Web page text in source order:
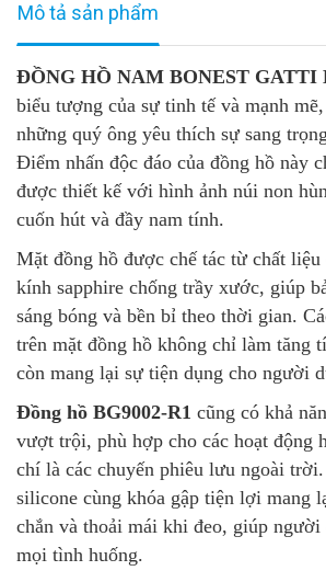
Mô tả sản phẩm
ĐỒNG HỒ NAM BONEST GATTI
biểu tượng của sự tinh tế và mạnh
những quý ông yêu thích sự sang
Điểm nhấn độc đáo của đồng hồ này
được thiết kế với hình ảnh núi non
cuốn hút và đầy nam tính.
Mặt đồng hồ được chế tác từ chất
kính sapphire chống trầy xước, giúp
sáng bóng và bền bỉ theo thời gian.
trên mặt đồng hồ không chỉ làm tăng
còn mang lại sự tiện dụng cho người
Đồng hồ BG9002-R1 cũng có khả
vượt trội, phù hợp cho các hoạt động
chí là các chuyến phiêu lưu ngoài
silicone cùng khóa gập tiện lợi mang
chắn và thoải mái khi đeo, giúp
mọi tình huống.